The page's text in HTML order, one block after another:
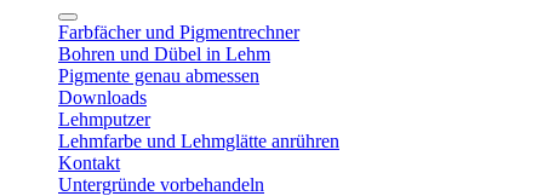
Farbfächer und Pigmentrechner
Bohren und Dübel in Lehm​
Pigmente genau abmessen
Downloads
Lehmputzer
Lehmfarbe und Lehmglätte anrühren
Kontakt
Untergründe vorbehandeln